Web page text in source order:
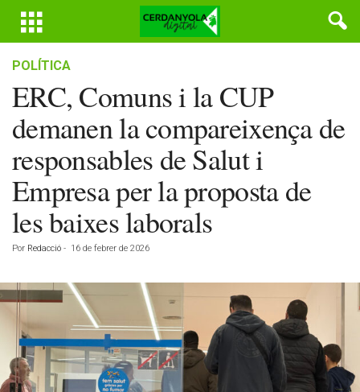
POLÍTICA
ERC, Comuns i la CUP
demanen la compareixença de
responsables de Salut i
Empresa per la proposta de
les baixes laborals
Por Redacció - 16 de febrer de 2026